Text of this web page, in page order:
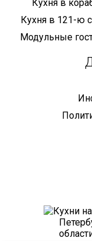
Кухня в
Кухня в 121-ю
Модульные